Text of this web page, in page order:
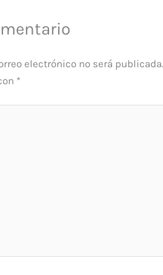
electrónico no será publicada.
*